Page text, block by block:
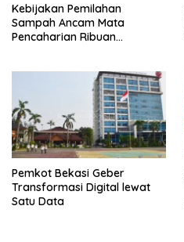
Kebijakan Pemilahan
Sampah Ancam Mata
Pencaharian Ribuan
Pemkot Bekasi Geber
Transformasi Digital lewat
Satu Data